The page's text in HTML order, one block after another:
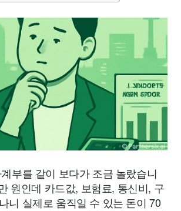
부를 같이 보다가 조금 놀랐습니
원인데 카드값, 보험료, 통신비, 구
니 실제로 움직일 수 있는 돈이 70